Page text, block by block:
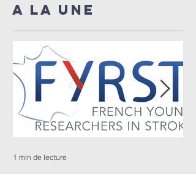
A LA UNE
1 min de lecture